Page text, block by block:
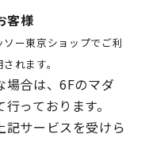
客様
ー東京ショップでご利
れます。
場合は、6Fのマダ
っております。
サービスを受けら